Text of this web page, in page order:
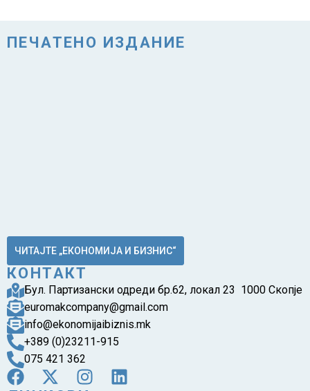
ПЕЧАТЕНО ИЗДАНИЕ
ЧИТАЈТЕ „ЕКОНОМИЈА И БИЗНИС“
КОНТАКТ
Бул. Партизански одреди бр.62, локал 23 1000 Скопје
euromakcompany@gmail.com
info@ekonomijaibiznis.mk
+389 (0)23211-915
075 421 362